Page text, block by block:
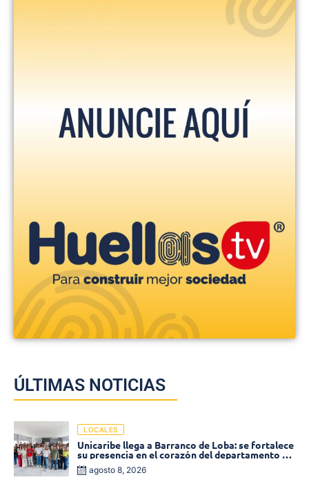
ÚLTIMAS NOTICIAS
LOCALES
Unicaribe llega a Barranco de Loba: se fortalece
su presencia en el corazón del departamento de
Bolívar
agosto 8, 2026